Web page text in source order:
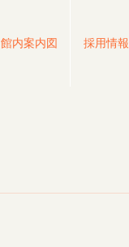
館内案内図 採用情報